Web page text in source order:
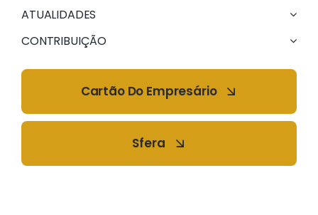
ATUALIDADES
CONTRIBUIÇÃO
Cartão Do Empresário
Sfera